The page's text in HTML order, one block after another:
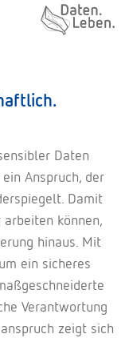
Leben.
Daten
Anspruch, der
Damit
können,
hinaus. Mit
ein sicheres
Verantwortung
zeigt sich